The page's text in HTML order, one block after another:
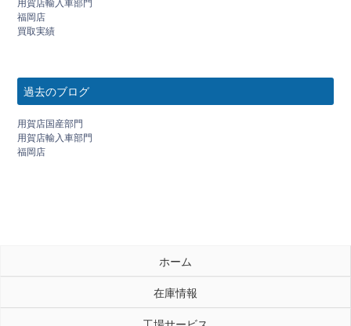
用賀店輸入車部門
福岡店
買取実績
過去のブログ
用賀店国産部門
用賀店輸入車部門
福岡店
ホーム
在庫情報